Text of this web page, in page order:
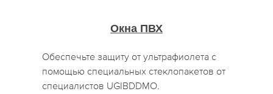
Окна ПВХ
Обеспечьте защиту от ультрафиолета с
помощью специальных стеклопакетов от
специалистов UGIBDDMO.